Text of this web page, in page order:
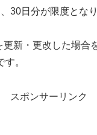
30日分が限度となり
新・更改した場合
。
スポンサーリンク